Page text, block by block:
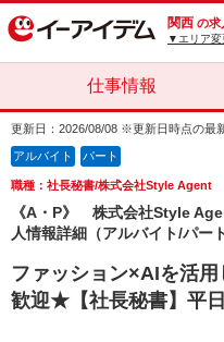
関西 の求
▼エリア変
仕事情報
更新日：2026/08/08 ※更新日時点の最
アルバイト パート
職種：社長秘書/株式会社Style Agent
《A・P》 株式会社Style
人情報詳細（アルバイト/パー
ファッション×AIを活
歓迎★【社長秘書】平